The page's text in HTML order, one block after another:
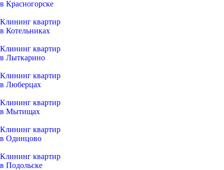
в Красногорске
Клининг квартир
в Котельниках
Клининг квартир
в Лыткарино
Клининг квартир
в Люберцах
Клининг квартир
в Мытищах
Клининг квартир
в Одинцово
Клининг квартир
в Подольске